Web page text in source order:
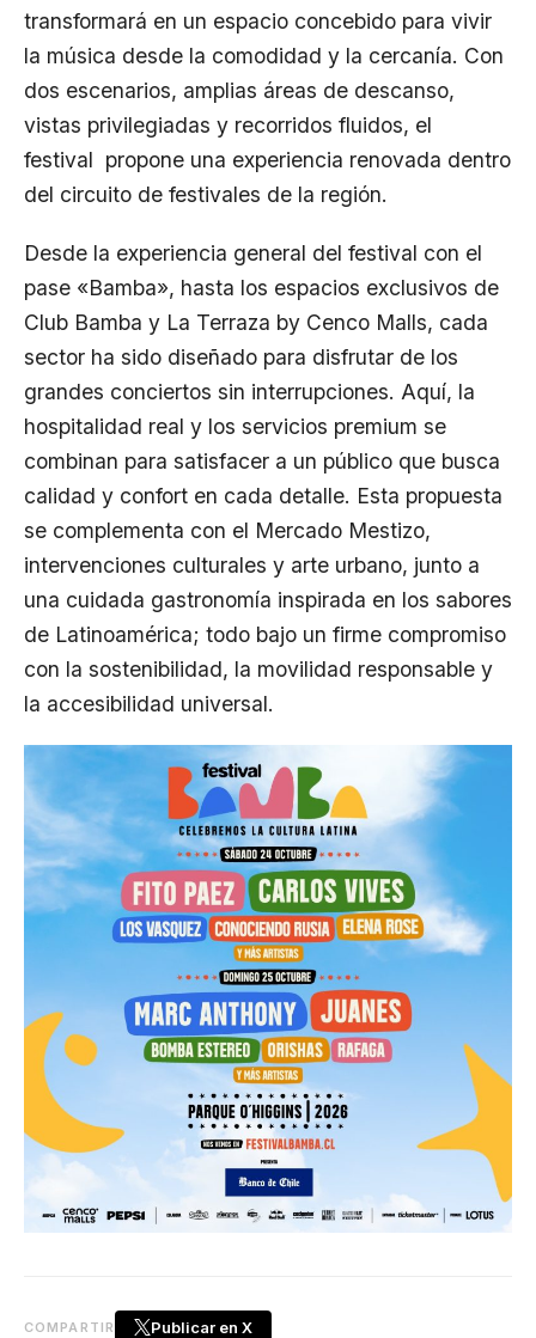
transformará en un espacio concebido para vivir
la música desde la comodidad y la cercanía. Con
dos escenarios, amplias áreas de descanso,
vistas privilegiadas y recorridos fluidos, el
festival propone una experiencia renovada dentro
del circuito de festivales de la región.
Desde la experiencia general del festival con el
pase «Bamba», hasta los espacios exclusivos de
Club Bamba y La Terraza by Cenco Malls, cada
sector ha sido diseñado para disfrutar de los
grandes conciertos sin interrupciones. Aquí, la
hospitalidad real y los servicios premium se
combinan para satisfacer a un público que busca
calidad y confort en cada detalle. Esta propuesta
se complementa con el Mercado Mestizo,
intervenciones culturales y arte urbano, junto a
una cuidada gastronomía inspirada en los sabores
de Latinoamérica; todo bajo un firme compromiso
con la sostenibilidad, la movilidad responsable y
la accesibilidad universal.
COMPARTIR Publicar en X